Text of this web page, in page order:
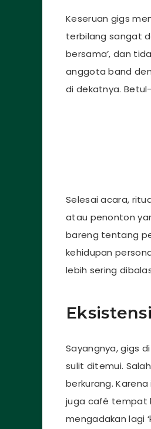
Keseruan gigs
terbilang sangat
bersama’, dan
anggota band
di dekatnya.
Selesai acara,
atau penonton
bareng tentang
kehidupan
lebih sering
Sayangnya, gigs
sulit ditemui.
berkurang.
juga café tempat
mengadakan lagi